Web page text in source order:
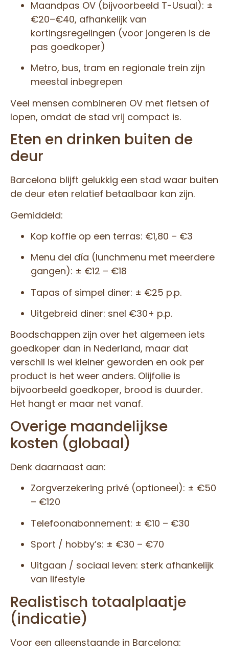
Maandpas OV (bijvoorbeeld T-Usual): ±
€20–€40, afhankelijk van
kortingsregelingen (voor jongeren is de
pas goedkoper)
Metro, bus, tram en regionale trein zijn
meestal inbegrepen
Veel mensen combineren OV met fietsen of
lopen, omdat de stad vrij compact is.
Eten en drinken buiten de
deur
Barcelona blijft gelukkig een stad waar buiten
de deur eten relatief betaalbaar kan zijn.
Gemiddeld:
Kop koffie op een terras: €1,80 – €3
Menu del día (lunchmenu met meerdere
gangen): ± €12 – €18
Tapas of simpel diner: ± €25 p.p.
Uitgebreid diner: snel €30+ p.p.
Boodschappen zijn over het algemeen iets
goedkoper dan in Nederland, maar dat
verschil is wel kleiner geworden en ook per
product is het weer anders. Olijfolie is
bijvoorbeeld goedkoper, brood is duurder.
Het hangt er maar net vanaf.
Overige maandelijkse
kosten (globaal)
Denk daarnaast aan:
Zorgverzekering privé (optioneel): ± €50
– €120
Telefoonabonnement: ± €10 – €30
Sport / hobby’s: ± €30 – €70
Uitgaan / sociaal leven: sterk afhankelijk
van lifestyle
Realistisch totaalplaatje
(indicatie)
Voor een alleenstaande in Barcelona: